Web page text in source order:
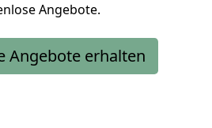
Angebote.
Angebote erhalten